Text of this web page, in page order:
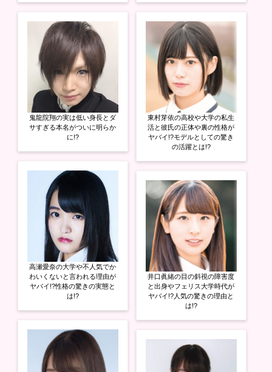
鬼龍院翔の実は低い身長とダ
サすぎる本名がついに明らか
に!?
高瀬愛奈の大学や不人気でか
わいくないと言われる理由が
ヤバイ!?性格の驚きの実態と
は!?
東村芽依の高校や大学の私生
活と彼氏の正体や裏の性格が
ヤバイ!?モデルとしての驚き
の活躍とは!?
井口眞緒の目の斜視の障害度
と出身やフェリス大学時代が
ヤバイ!?人気の驚きの理由と
は!?